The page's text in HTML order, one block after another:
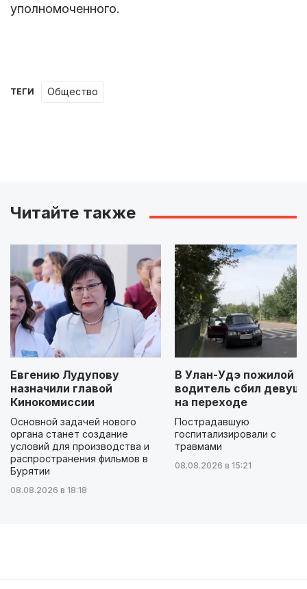
уполномоченного.
ТЕГИ Общество
Читайте также
Евгению Лудупову
назначили главой
Кинокомиссии
Основной задачей нового
органа станет создание
условий для производства и
распространения фильмов в
Бурятии
08.08.2026 в 18:18
В Улан-Удэ пожилой
водитель сбил
на переходе
Пострадавшую
госпитализировали с
травмами
08.08.2026 в 15:21